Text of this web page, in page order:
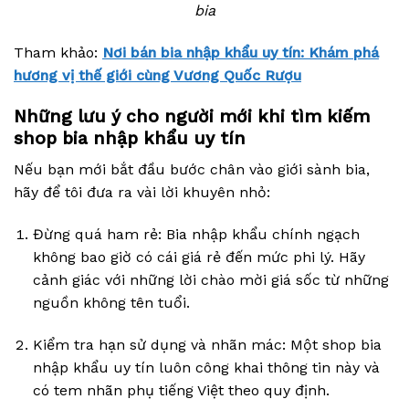
bia
Tham khảo: Nơi bán bia nhập khẩu uy tín: Khám phá
hương vị thế giới cùng Vương Quốc Rượu
Những lưu ý cho người mới khi tìm kiếm
shop bia nhập khẩu uy tín
Nếu bạn mới bắt đầu bước chân vào giới sành bia,
hãy để tôi đưa ra vài lời khuyên nhỏ:
Đừng quá ham rẻ: Bia nhập khẩu chính ngạch
không bao giờ có cái giá rẻ đến mức phi lý. Hãy
cảnh giác với những lời chào mời giá sốc từ những
nguồn không tên tuổi.
Kiểm tra hạn sử dụng và nhãn mác: Một shop bia
nhập khẩu uy tín luôn công khai thông tin này và
có tem nhãn phụ tiếng Việt theo quy định.